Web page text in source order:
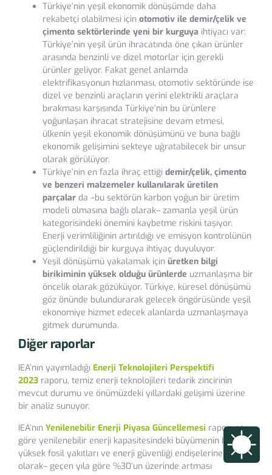
Türkiye’nin yeşil ekonomik dönüşümde daha
rekabetçi olabilmesi için otomotiv ile demir/çelik ve
çimento sektörlerinde yeni bir kurguya ihtiyacı var:
Türkiye’nin yeşil ürün ihracatında öne çıkan ürünler
arasında benzinli ve dizel motorlar için gerekli
ürünler geliyor. Fakat genel anlamda
elektrifikasyonun hızlanması, otomotiv sektöründe ise
dizel ve benzinli araçların yerini elektrikli araçlara
bırakması karşısında Türkiye’nin bu ürünlere
yoğunlaşan ihracat stratejisine devam etmesi,
ülkenin yeşil ekonomik dönüşümünü ve buna bağlı
ekonomik gelişimini sekteye uğratabilecek bir unsur
olarak görülüyor.
Türkiye’nin en fazla ihraç ettiği demir/çelik, çimento
ve benzeri malzemeler kullanılarak üretilen
parçalar da –bu sektörün karbon yoğun bir üretim
modeli olmasına bağlı olarak– zamanla yeşil ürün
kategorisindeki önemini kaybetme riskini taşıyor.
Enerji verimliliğinin artırıldığı ve emisyon kontrolünün
güçlendirildiği bir kurguya ihtiyaç duyuluyor.
Yeşil dönüşümü yakalamak için üretken bilgi
birikiminin yüksek olduğu ürünlerde uzmanlaşma bir
öncelik olarak gözüküyor. Türkiye, küresel dönüşümü
göz önünde bulundurarak gelecek öngörüsünde yeşil
ekonomiye hizmet edecek alanlarda uzmanlaşmaya
gitmek durumunda.
Diğer raporlar
IEA’nın yayımladığı Enerji Teknolojileri Perspektifi
2023 raporu, temiz enerji teknolojileri tedarik zincirinin
mevcut durumu ve önümüzdeki yıllardaki gelişimi üzerine
bir analiz sunuyor.
IEA’nın Yenilenebilir Enerji Piyasa Güncellemesi raporuna
göre yenilenebilir enerji kapasitesindeki büyümenin bu yıl –
yüksek fosil yakıtları ve enerji güvenliği endişelerine bağlı
olarak– geçen yıla göre %30’un üzerinde artması